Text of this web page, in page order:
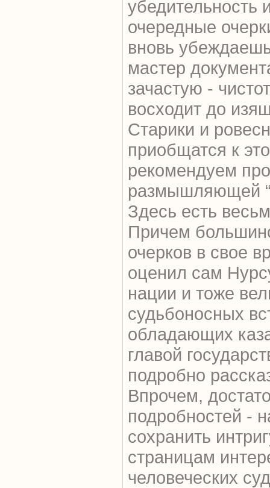
убедительность
очередные
вновь
мастер
зачастую -
восходит до
Старики и
приобщатся к
рекомендуем
размышляющей
Здесь есть
Причем
очерков в свое
оценил сам
нации и тоже
судьбоносных
обладающих
главой
подробно
Впрочем,
подробностей -
сохранить
страницам
человеческих